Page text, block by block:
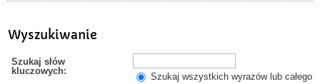
Wyszukiwanie
Szukaj słów
kluczowych:
Szukaj wszystkich wyrazów lub całego